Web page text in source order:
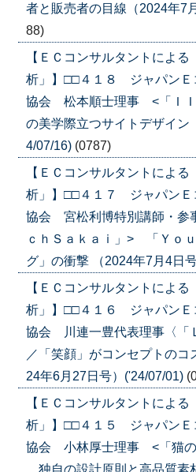
者と販売者の目線（2024年7
88)
【ＥＣコンサルタントによ
析」】□□４１８ ジャパンＥ
協会 松本順士理事 <「Ｉ
の美学際立つサイトデザイン
4/07/16) (0787)
【ＥＣコンサルタントによ
析」】□□４１７ ジャパンＥ
協会 宮松利博特別講師・
ｃｈＳａｋａｉ」> 「Ｙｏ
グ」の衝撃 （2024年7月4日
【ＥＣコンサルタントによ
析」】□□４１６ ジャパンＥ
協会 川連一豊代表理事〈「
／「笑顔」がコンセプトの
24年6月27日号）('24/07/01)
【ＥＣコンサルタントによ
析」】□□４１５ ジャパンＥ
協会 小林厚士理事 <「猫の
独自の設計原則と高品質素